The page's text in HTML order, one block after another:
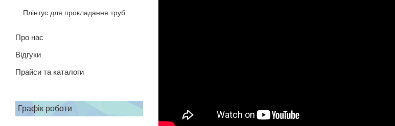
Плінтус для прокладання труб
Про нас
Відгуки
Прайси та каталоги
Графік роботи